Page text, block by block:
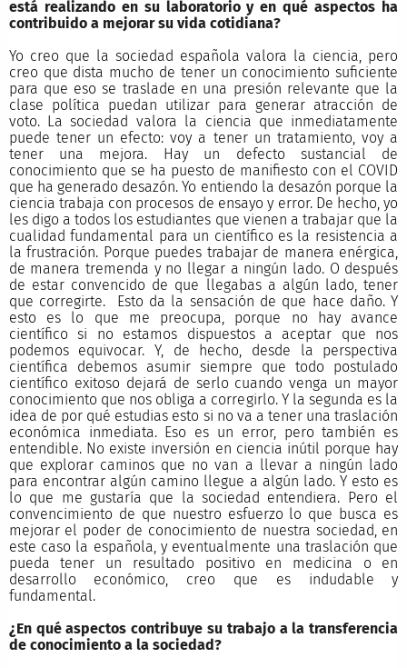
está realizando en su laboratorio y en qué aspectos ha
contribuido a mejorar su vida cotidiana?
Yo creo que la sociedad española valora la ciencia, pero
creo que dista mucho de tener un conocimiento suficiente
para que eso se traslade en una presión relevante que la
clase política puedan utilizar para generar atracción de
voto. La sociedad valora la ciencia que inmediatamente
puede tener un efecto: voy a tener un tratamiento, voy a
tener una mejora. Hay un defecto sustancial de
conocimiento que se ha puesto de manifiesto con el COVID
que ha generado desazón. Yo entiendo la desazón porque la
ciencia trabaja con procesos de ensayo y error. De hecho, yo
les digo a todos los estudiantes que vienen a trabajar que la
cualidad fundamental para un científico es la resistencia a
la frustración. Porque puedes trabajar de manera enérgica,
de manera tremenda y no llegar a ningún lado. O después
de estar convencido de que llegabas a algún lado, tener
que corregirte. Esto da la sensación de que hace daño. Y
esto es lo que me preocupa, porque no hay avance
científico si no estamos dispuestos a aceptar que nos
podemos equivocar. Y, de hecho, desde la perspectiva
científica debemos asumir siempre que todo postulado
científico exitoso dejará de serlo cuando venga un mayor
conocimiento que nos obliga a corregirlo. Y la segunda es la
idea de por qué estudias esto si no va a tener una traslación
económica inmediata. Eso es un error, pero también es
entendible. No existe inversión en ciencia inútil porque hay
que explorar caminos que no van a llevar a ningún lado
para encontrar algún camino llegue a algún lado. Y esto es
lo que me gustaría que la sociedad entendiera. Pero el
convencimiento de que nuestro esfuerzo lo que busca es
mejorar el poder de conocimiento de nuestra sociedad, en
este caso la española, y eventualmente una traslación que
pueda tener un resultado positivo en medicina o en
desarrollo económico, creo que es indudable y
fundamental.
¿En qué aspectos contribuye su trabajo a la transferencia
de conocimiento a la sociedad?